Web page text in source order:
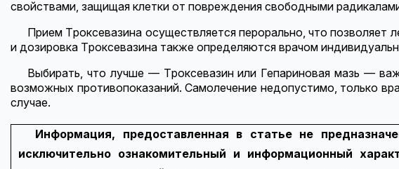
свойствами, защищая клетки от повреждения свободными
Прием Троксевазина осуществляется перорально, что позволяет
и дозировка Троксевазина также определяются врачом
Выбирать, что лучше — Троксевазин или Гепариновая мазь —
возможных противопоказаний. Самолечение недопустимо, только
случае.
Информация, предоставленная в статье не
исключительно ознакомительный и информационный